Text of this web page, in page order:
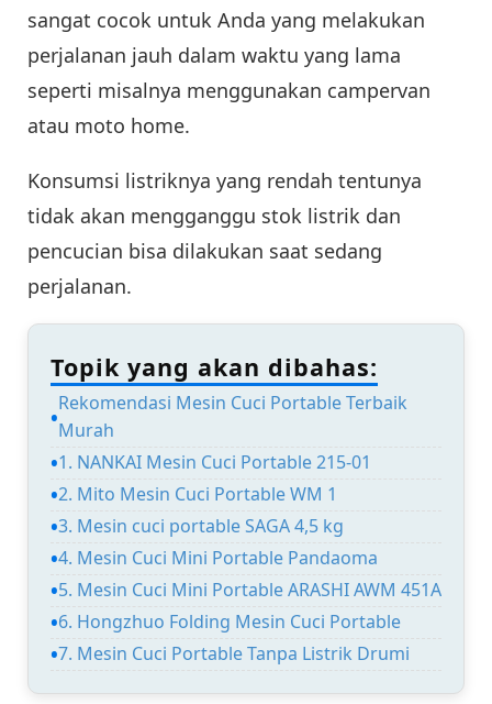
sangat cocok untuk Anda yang melakukan
perjalanan jauh dalam waktu yang lama
seperti misalnya menggunakan campervan
atau moto home.
Konsumsi listriknya yang rendah tentunya
tidak akan mengganggu stok listrik dan
pencucian bisa dilakukan saat sedang
perjalanan.
Topik yang akan dibahas:
Rekomendasi Mesin Cuci Portable Terbaik
Murah
1. NANKAI Mesin Cuci Portable 215-01
2. Mito Mesin Cuci Portable WM 1
3. Mesin cuci portable SAGA 4,5 kg
4. Mesin Cuci Mini Portable Pandaoma
5. Mesin Cuci Mini Portable ARASHI AWM 451A
6. Hongzhuo Folding Mesin Cuci Portable
7. Mesin Cuci Portable Tanpa Listrik Drumi